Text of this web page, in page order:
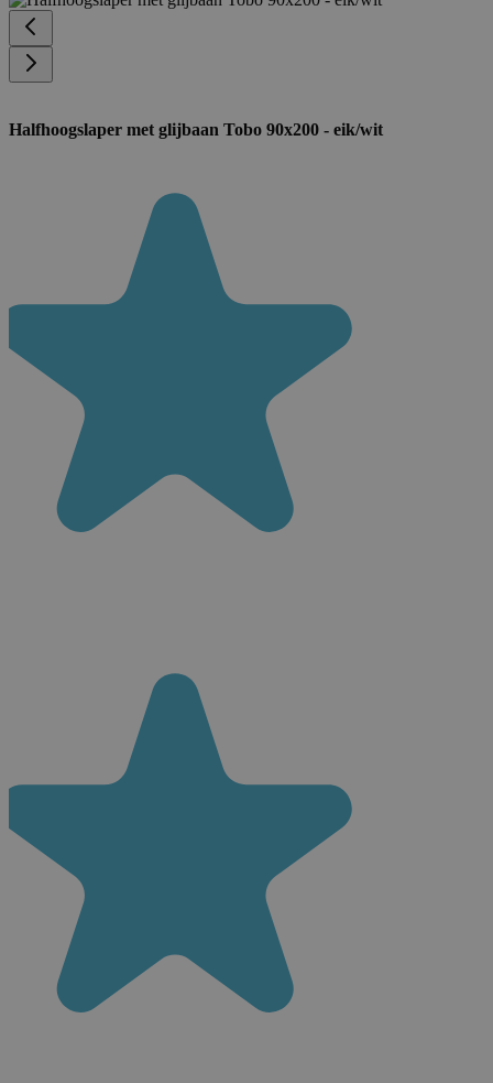
Halfhoogslaper met glijbaan Tobo 90x200 - eik/wit